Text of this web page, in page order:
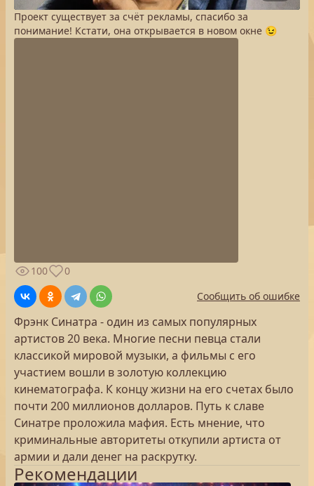
Проект существует за счёт рекламы, спасибо за
понимание! Кстати, она открывается в новом окне 😉
100
0
Сообщить об ошибке
Фрэнк Синатра - один из самых популярных
артистов 20 века. Многие песни певца стали
классикой мировой музыки, а фильмы с его
участием вошли в золотую коллекцию
кинематографа. К концу жизни на его счетах было
почти 200 миллионов долларов. Путь к славе
Синатре проложила мафия. Есть мнение, что
криминальные авторитеты откупили артиста от
армии и дали денег на раскрутку.
Рекомендации